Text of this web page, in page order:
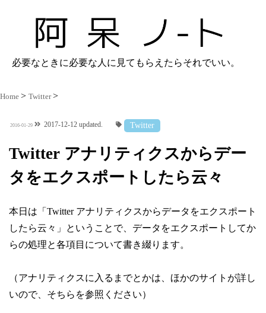
必要なときに必要な人に見てもらえたらそれでいい。
Home Twitter
2016-01-29 2017-12-12 updated. Twitter
Twitter アナリティクスからデー
タをエクスポートしたら云々
本日は「Twitter アナリティクスからデータをエクスポート
したら云々」ということで、 データをエクスポートしてか
らの処理と各項目について書き綴ります。
（アナリティクスに入るまでとかは、ほかのサイトが詳し
いので、そちらを参照ください）